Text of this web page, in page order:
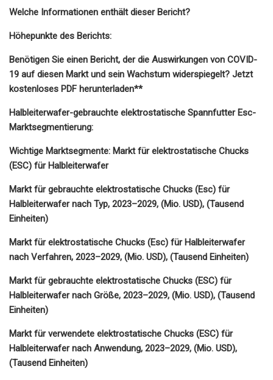
Welche Informationen enthält dieser Bericht?
Höhepunkte des Berichts:
Benötigen Sie einen Bericht, der die Auswirkungen von COVID-
19 auf diesen Markt und sein Wachstum widerspiegelt? Jetzt
kostenloses PDF herunterladen**
Halbleiterwafer-gebrauchte elektrostatische Spannfutter Esc-
Marktsegmentierung:
Wichtige Marktsegmente: Markt für elektrostatische Chucks
(ESC) für Halbleiterwafer
Markt für gebrauchte elektrostatische Chucks (Esc) für
Halbleiterwafer nach Typ, 2023–2029, (Mio. USD), (Tausend
Einheiten)
Markt für elektrostatische Chucks (Esc) für Halbleiterwafer
nach Verfahren, 2023–2029, (Mio. USD), (Tausend Einheiten)
Markt für gebrauchte elektrostatische Chucks (ESC) für
Halbleiterwafer nach Größe, 2023–2029, (Mio. USD), (Tausend
Einheiten)
Markt für verwendete elektrostatische Chucks (ESC) für
Halbleiterwafer nach Anwendung, 2023–2029, (Mio. USD),
(Tausend Einheiten)